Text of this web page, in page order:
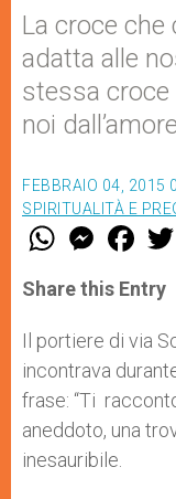
La croce che
adatta alle
stessa croce
noi
FEBBRAIO 04, 2015
SPIRITUALITÀ E
W
t
s
p
p
M
e
s
e
g
e
r
F
a
e
b
o
k
Share this Entry
Il portiere di via
incontrava
frase: “Ti
aneddoto, una
inesauribile.